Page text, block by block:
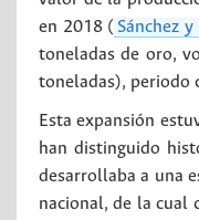
en 2018 ( Sánchez
toneladas de oro,
toneladas), periodo
Esta expansión
han distinguido
desarrollaba a una
nacional, de la cual